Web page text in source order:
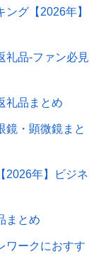
グ【2026年】
礼品-ファン必見
礼品まとめ
鏡・顕微鏡まと
2026年】ビジネ
まとめ
ワークにおすす